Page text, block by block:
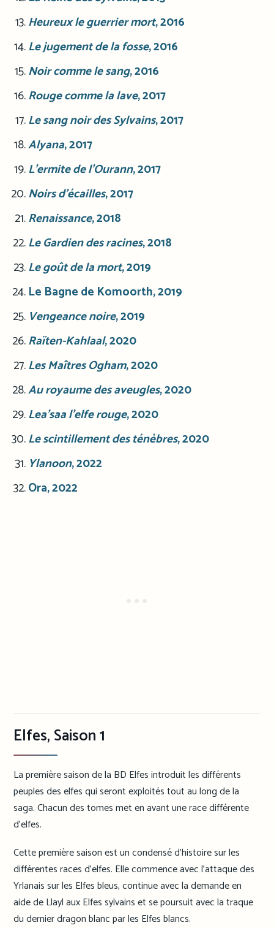
Heureux le guerrier mort, 2016
Le jugement de la fosse, 2016
Noir comme le sang, 2016
Rouge comme la lave, 2017
Le sang noir des Sylvains, 2017
Alyana, 2017
L’ermite de l’Ourann, 2017
Noirs d’écailles, 2017
Renaissance, 2018
Le Gardien des racines, 2018
Le goût de la mort, 2019
Le Bagne de Komoorth, 2019
Vengeance noire, 2019
Raïten-Kahlaal, 2020
Les Maîtres Ogham, 2020
Au royaume des aveugles, 2020
Lea’saa l’elfe rouge, 2020
Le scintillement des ténèbres, 2020
Ylanoon, 2022
Ora, 2022
Elfes, Saison 1
La première saison de la BD Elfes introduit les différents
peuples des elfes qui seront exploités tout au long de la
saga. Chacun des tomes met en avant une race différente
d’elfes.
Cette première saison est un condensé d’histoire sur les
différentes races d’elfes. Elle commence avec l’attaque des
Yrlanais sur les Elfes bleus, continue avec la demande en
aide de Llayl aux Elfes sylvains et se poursuit avec la traque
du dernier dragon blanc par les Elfes blancs.